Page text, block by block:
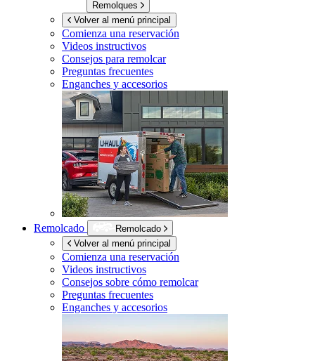
Remolques
Volver al menú principal
Comienza una reservación
Videos instructivos
Consejos para remolcar
Preguntas frecuentes
Enganches y accesorios
Remolcado
Remolcado
Volver al menú principal
Comienza una reservación
Videos instructivos
Consejos sobre cómo remolcar
Preguntas frecuentes
Enganches y accesorios